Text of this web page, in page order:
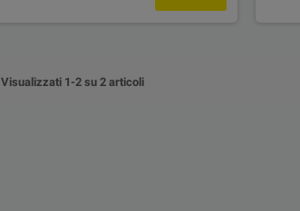
Visualizzati 1-2 su 2 articoli